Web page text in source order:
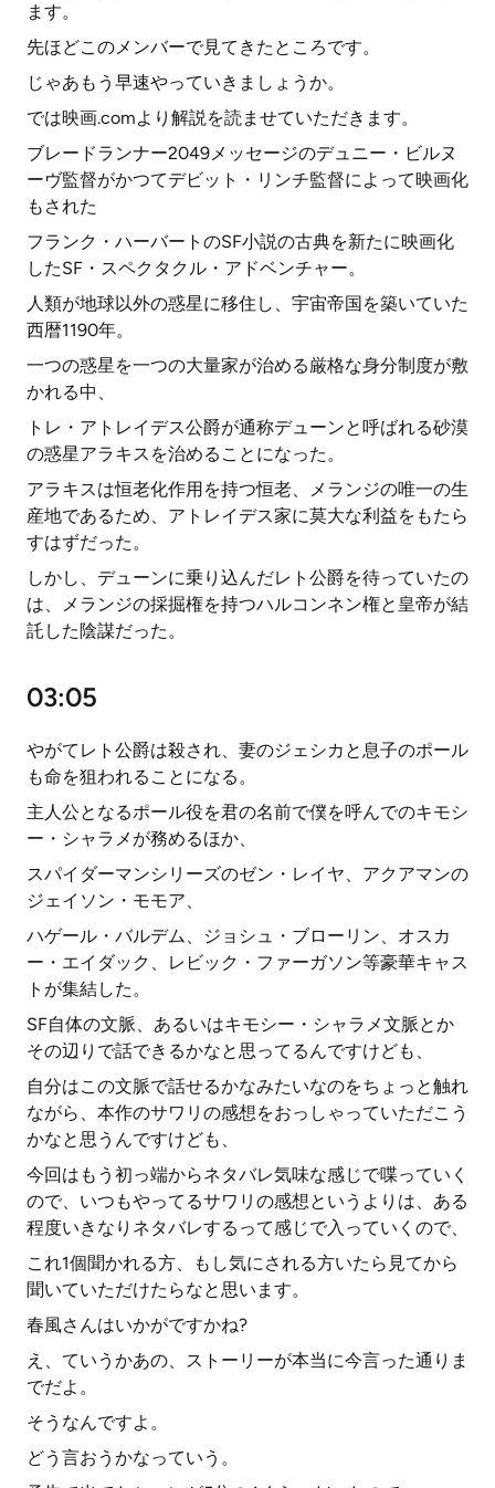
ます。
先ほどこのメンバーで見てきたところです。
じゃあもう早速やっていきましょうか。
では映画.comより解説を読ませていただきます。
ブレードランナー2049メッセージのデュニー・ビルヌ
ーヴ監督がかつてデビット・リンチ監督によって映画化
もされた
フランク・ハーバートのSF小説の古典を新たに映画化
したSF・スペクタクル・アドベンチャー。
人類が地球以外の惑星に移住し、宇宙帝国を築いていた
西暦1190年。
一つの惑星を一つの大量家が治める厳格な身分制度が敷
かれる中、
トレ・アトレイデス公爵が通称デューンと呼ばれる砂漠
の惑星アラキスを治めることになった。
アラキスは恒老化作用を持つ恒老、メランジの唯一の生
産地であるため、アトレイデス家に莫大な利益をもたら
すはずだった。
しかし、デューンに乗り込んだレト公爵を待っていたの
は、メランジの採掘権を持つハルコンネン権と皇帝が結
託した陰謀だった。
03:05
やがてレト公爵は殺され、妻のジェシカと息子のポール
も命を狙われることになる。
主人公となるポール役を君の名前で僕を呼んでのキモシ
ー・シャラメが務めるほか、
スパイダーマンシリーズのゼン・レイヤ、アクアマンの
ジェイソン・モモア、
ハゲール・バルデム、ジョシュ・ブローリン、オスカ
ー・エイダック、レビック・ファーガソン等豪華キャス
トが集結した。
SF自体の文脈、あるいはキモシー・シャラメ文脈とか
その辺りで話できるかなと思ってるんですけども、
自分はこの文脈で話せるかなみたいなのをちょっと触れ
ながら、本作のサワリの感想をおっしゃっていただこう
かなと思うんですけども、
今回はもう初っ端からネタバレ気味な感じで喋っていく
ので、いつもやってるサワリの感想というよりは、ある
程度いきなりネタバレするって感じで入っていくので、
これ1個聞かれる方、もし気にされる方いたら見てから
聞いていただけたらなと思います。
春風さんはいかがですかね?
え、ていうかあの、ストーリーが本当に今言った通りま
でだよ。
そうなんですよ。
どう言おうかなっていう。